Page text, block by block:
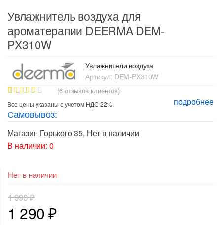
Увлажнитель воздуха для
ароматерапии DEERMA DEM-
PX310W
Увлажнители воздуха
Артикул: DEM-PX310W
Рейтинг
5.00из 5
на основе
опроса
пользовате
лей
(6 отзывов клиентов)
подробнее
Все цены указаны с учетом НДС 22%.
Самовывоз:
Магазин Горького 35, Нет в наличии
В наличии: 0
Нет в наличии
1 990₽
Первоначальная
1 290₽Текущая